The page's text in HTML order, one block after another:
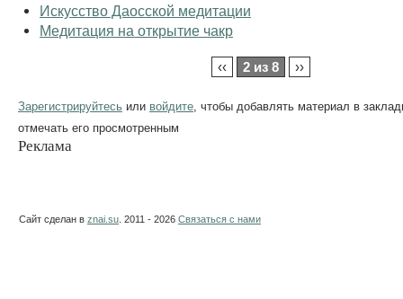
Искусство Даосской медитации
Медитация на открытие чакр
‹‹ 2 из 8 ››
Зарегистрируйтесь или войдите , чтобы добавлять материал в
отмечать его просмотренным
Реклама
Сайт сделан в znai.su . 2011 - 2026 Связаться с нами